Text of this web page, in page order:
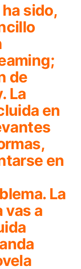
ha sido,
de
La
en
en
. La
vas a